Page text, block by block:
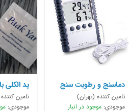
دماسنج و رطوبت سنج
دیجیتال
تامین کننده (تهران)
موجودی:موجود در انبار
رحیمی
تامین
موجودی: